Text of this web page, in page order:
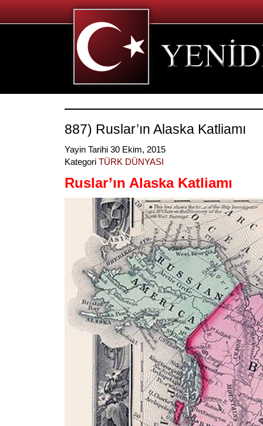
887) Ruslar’ın Alaska Katliamı
Yayin Tarihi 30 Ekim, 2015
Kategori TÜRK DÜNYASI
Ruslar’ın Alaska Katliamı